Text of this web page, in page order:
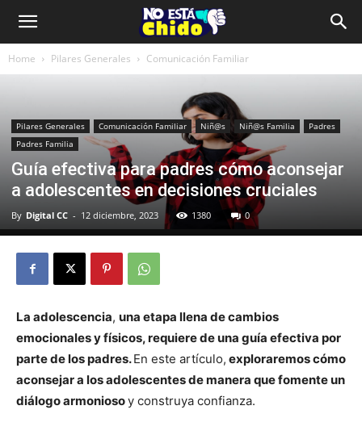
Home Pilares Generales Comunicación Familiar
Pilares Generales Comunicación Familiar Niñ@s Niñ@s Familia
Padres
Padres Familia
Guía efectiva para padres cómo aconsejar
a adolescentes en decisiones cruciales
By Digital CC - 12 diciembre, 2023 1380 0
La adolescencia, una etapa llena de cambios
emocionales y físicos, requiere de una guía efectiva por
parte de los padres.En este artículo, exploraremos cómo
aconsejar a los adolescentes de manera que fomente un
diálogo armoniosoy construya confianza.